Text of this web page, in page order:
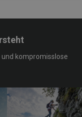
kompromisslose